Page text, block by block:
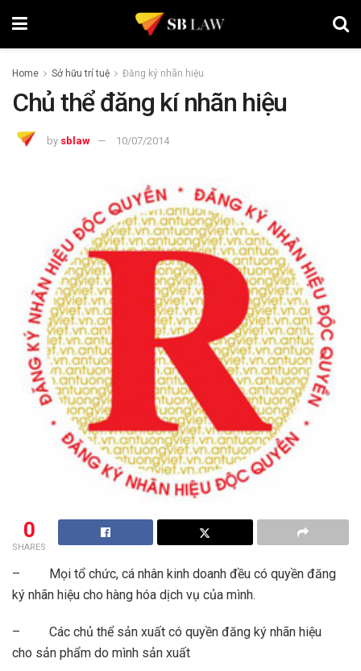
Home Sở hữu trí tuệ Đăng ký nhãn hiệu
Chủ thể đăng kí nhãn hiệu
by sblaw 10/07/2014
0
SHARES
– Mọi tổ chức, cá nhân kinh doanh đều có quyền đăng
ký nhãn hiệu cho hàng hóa dịch vụ của mình.
– Các chủ thể sản xuất có quyền đăng ký nhãn hiệu
cho sản phẩm do mình sản xuất